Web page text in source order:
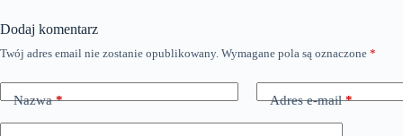
Dodaj komentarz
Twój adres email nie zostanie opublikowany. Wymagane pola są oznaczone *
Nazwa* Adres e-mail*